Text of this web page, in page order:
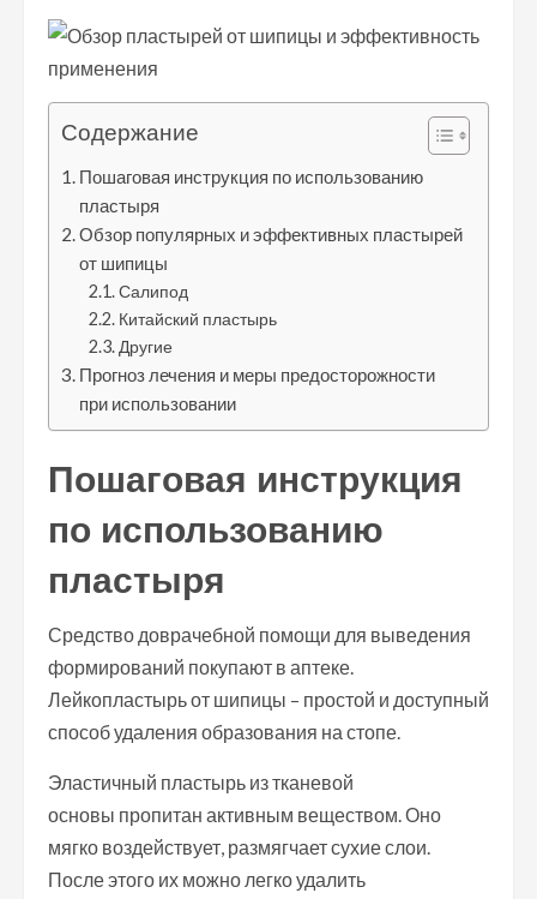
Содержание
Пошаговая инструкция по использованию
пластыря
Обзор популярных и эффективных пластырей
от шипицы
Салипод
Китайский пластырь
Другие
Прогноз лечения и меры предосторожности
при использовании
Пошаговая инструкция
по использованию
пластыря
Средство доврачебной помощи для выведения
формирований покупают в аптеке.
Лейкопластырь от шипицы – простой и доступный
способ удаления образования на стопе.
Эластичный пластырь из тканевой
основы пропитан активным веществом. Оно
мягко воздействует, размягчает сухие слои.
После этого их можно легко удалить